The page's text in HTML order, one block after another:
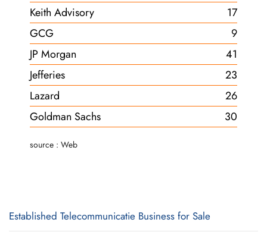
Keith Advisory
17
GCG
9
JP Morgan
41
Jefferies
23
Lazard
26
Goldman Sachs
30
source : Web
Established Telecommunicatie Business for Sale